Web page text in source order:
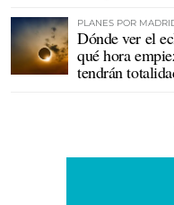
PLANES POR
Dónde ver el
qué hora
tendrán